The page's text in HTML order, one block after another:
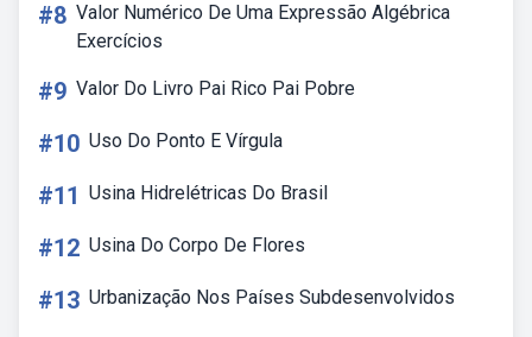
#8 Valor Numérico De Uma Expressão Algébrica
Exercícios
#9 Valor Do Livro Pai Rico Pai Pobre
#10 Uso Do Ponto E Vírgula
#11 Usina Hidrelétricas Do Brasil
#12 Usina Do Corpo De Flores
#13 Urbanização Nos Países Subdesenvolvidos